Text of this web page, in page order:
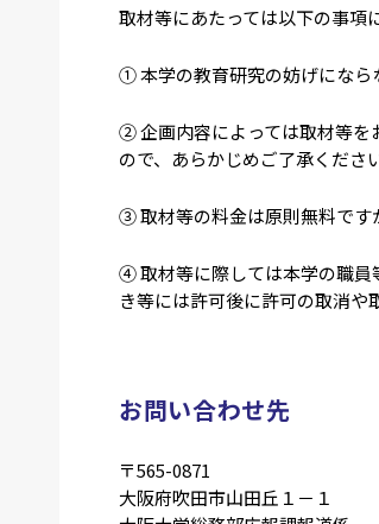
取材等にあたっては以下の事項
① 本学の教育研究の妨げになら
② 企画内容によっては取材等を
ので、あらかじめご了承くださ
③ 取材等の料金は原則無料です
④ 取材等に際しては本学の職員
き等には許可後に許可の取消や
お問い合わせ先
〒565-0871
大阪府吹田市山田丘１－１